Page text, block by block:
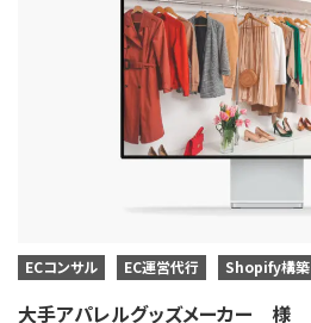
大手アパレルグッズメーカー 様
ECコンサル EC運営代行 Shopify構築